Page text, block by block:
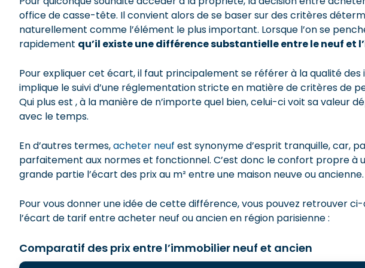
office de casse-tête. Il convient alors de se baser sur des critères
naturellement comme l’élément le plus important. Lorsque l’on se
rapidement qu’il existe une différence substantielle entre le neuf et
Pour expliquer cet écart, il faut principalement se référer à la qualité
implique le suivi d’une réglementation stricte en matière de critères de
Qui plus est , à la manière de n’importe quel bien, celui-ci voit sa valeur
avec le temps.
En d’autres termes,acheter neuf est synonyme d’esprit tranquille, car,
parfaitement aux normes et fonctionnel. C’est donc le confort propre à
grande partie l’écart des prix au m² entre une maison neuve ou ancienne.
Pour vous donner une idée de cette différence, vous pouvez retrouver
l’écart de tarif entre acheter neuf ou ancien en région parisienne :
Comparatif des prix entre l’immobilier neuf et ancien